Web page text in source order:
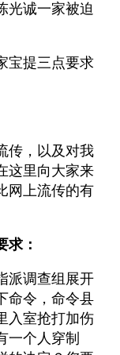
光诚一家被迫
宝提三点要求
传，以及对我
这里向大家来
网上流传的有
求：
派调查组展开
命令，命令县
入室抢打加伤
一个人穿制